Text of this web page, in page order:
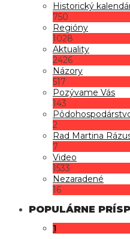
Historický
750
Regióny
1028
Aktuality
2426
Názory
517
Pozývame Vás
143
2
Rad Martina
7
Video
1533
Nezaradené
16
POPULÁRNE
1